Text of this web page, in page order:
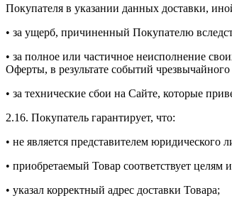
Покупателя в указании данных доставки,
• за ущерб, причиненный Покупателю
• за полное или частичное неисполнение
Оферты, в результате событий
• за технические сбои на Сайте, которые
2.16. Покупатель гарантирует, что:
• не является представителем
• приобретаемый Товар соответствует целям
• указал корректный адрес доставки Товара;